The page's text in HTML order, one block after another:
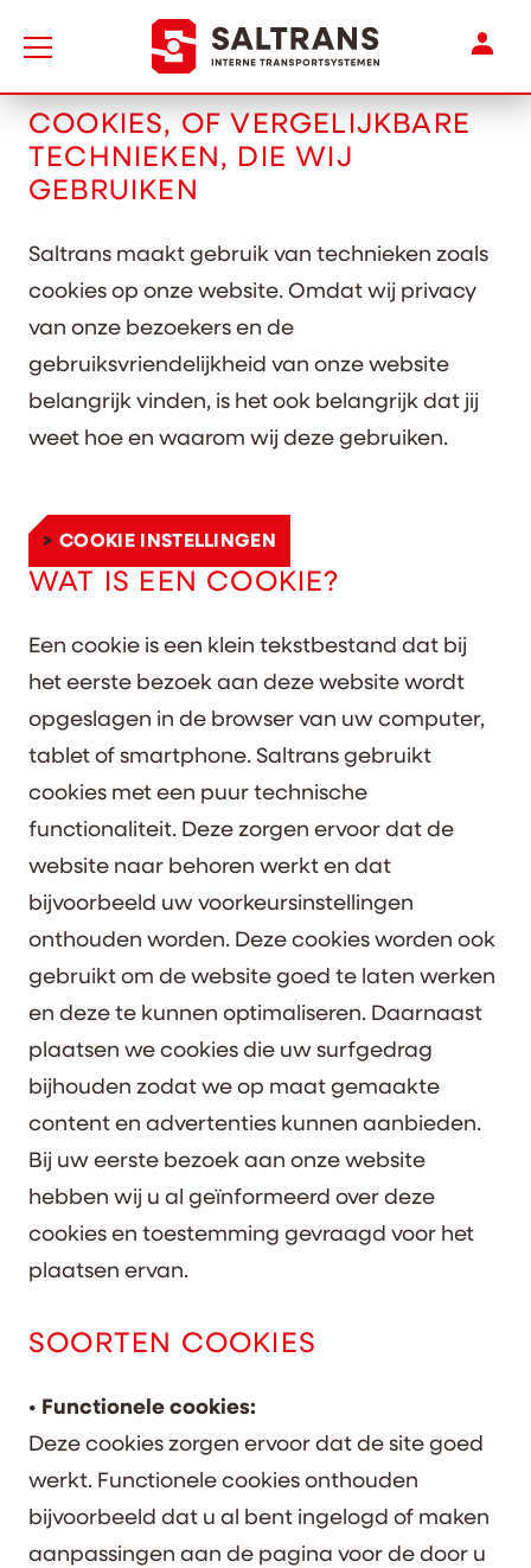
Naar de homepage
COOKIES, OF VERGELIJKBARE
TECHNIEKEN, DIE WIJ
GEBRUIKEN
Saltrans maakt gebruik van technieken zoals
cookies op onze website. Omdat wij privacy
van onze bezoekers en de
gebruiksvriendelijkheid van onze website
belangrijk vinden, is het ook belangrijk dat jij
weet hoe en waarom wij deze gebruiken.
COOKIE INSTELLINGEN
WAT IS EEN COOKIE?
Een cookie is een klein tekstbestand dat bij
het eerste bezoek aan deze website wordt
opgeslagen in de browser van uw computer,
tablet of smartphone. Saltrans gebruikt
cookies met een puur technische
functionaliteit. Deze zorgen ervoor dat de
website naar behoren werkt en dat
bijvoorbeeld uw voorkeursinstellingen
onthouden worden. Deze cookies worden ook
gebruikt om de website goed te laten werken
en deze te kunnen optimaliseren. Daarnaast
plaatsen we cookies die uw surfgedrag
bijhouden zodat we op maat gemaakte
content en advertenties kunnen aanbieden.
Bij uw eerste bezoek aan onze website
hebben wij u al geïnformeerd over deze
cookies en toestemming gevraagd voor het
plaatsen ervan.
SOORTEN COOKIES
• Functionele cookies:
Deze cookies zorgen ervoor dat de site goed
werkt. Functionele cookies onthouden
bijvoorbeeld dat u al bent ingelogd of maken
aanpassingen aan de pagina voor de door u